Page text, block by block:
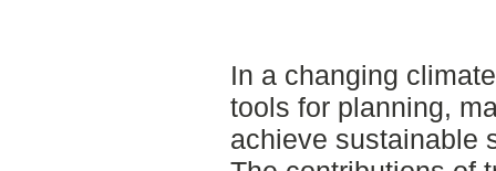
In a changing
tools for planning,
achieve sustainable